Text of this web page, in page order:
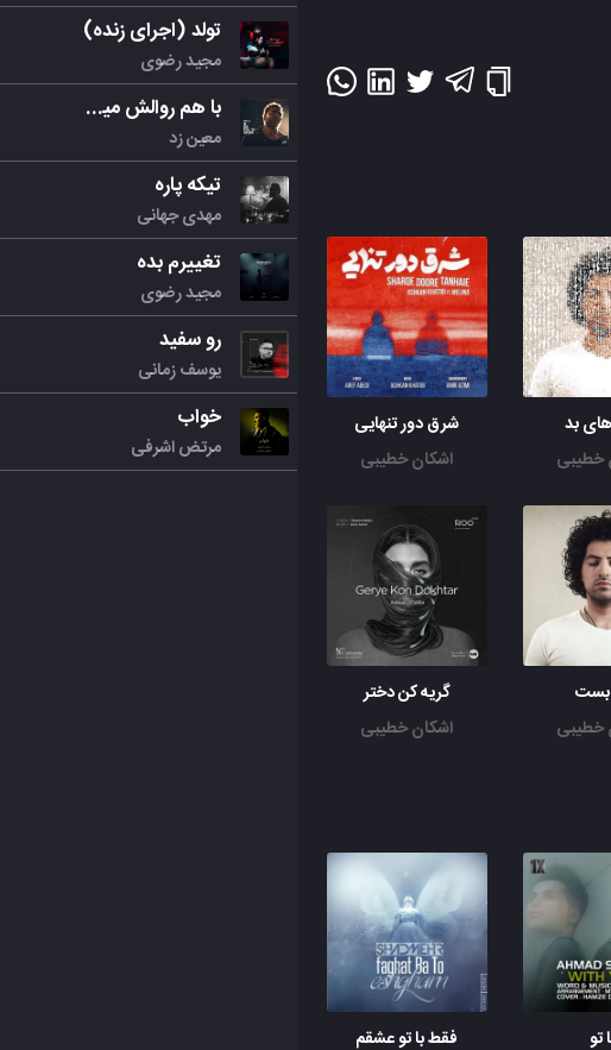
بد
خطیبی
شرق دور تنهایی
اشکان خطیبی
بست
خطیبی
گریه کن دختر
اشکان خطیبی
تو فقط با تو عشقم
تولد (اجرای زنده)
مجید رضوی
با هم روالش میکنیم
معین زد
تیکه پاره
مهدی جهانی
تغییرم بده
مجید رضوی
رو سفید
یوسف زمانی
خواب
مرتض اشرفی